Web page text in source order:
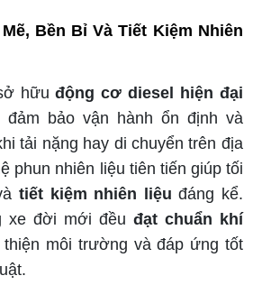
Bền Bỉ Và Tiết Kiệm Nhiên
hữuđộng cơ diesel hiện đại
bảo vận hành ổn định và
tải nặng hay di chuyển trên địa
phun nhiên liệu tiên tiến giúp tối
tiết kiệm nhiên liệu đáng kể.
xe đời mới đều đạt chuẩn khí
thiện môi trường và đáp ứng tốt